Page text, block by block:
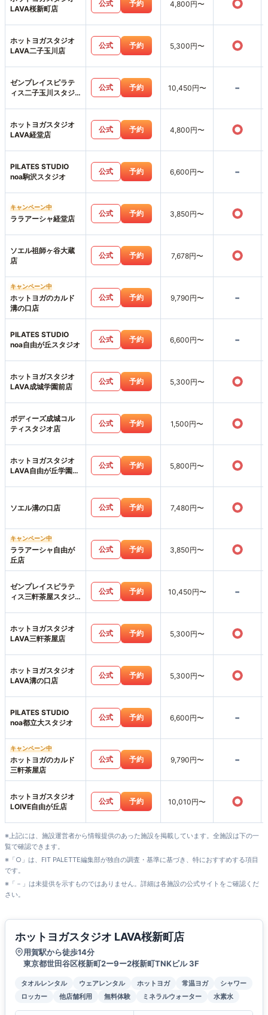
LAVA桜新町店
公式 予約 4,800円〜 ○
ホットヨガスタジオ
LAVA二子玉川店
公式 予約 5,300円〜 ○
ゼンプレイスピラテ
ィス二子玉川スタジ
公式 予約 10,450円〜 -
ホットヨガスタジオ
LAVA経堂店
公式 予約 4,800円〜 ○
PILATES STUDIO
noa駒沢スタジオ
公式 予約 6,600円〜 -
キャンペーン中
ララアーシャ経堂店
公式 予約 3,850円〜 ○
ソエル祖師ヶ谷大蔵
店
公式 予約 7,678円〜 ○
キャンペーン中
ホットヨガのカルド
溝の口店
公式 予約 9,790円〜 -
PILATES STUDIO
noa自由が丘スタジオ
公式 予約 6,600円〜 -
ホットヨガスタジオ
LAVA成城学園前店
公式 予約 5,300円〜 ○
ボディーズ成城コル
ティスタジオ店
公式 予約 1,500円〜 ○
ホットヨガスタジオ
LAVA自由が丘学園通
公式 予約 5,800円〜 ○
ソエル溝の口店 公式 予約 7,480円〜 ○
キャンペーン中
ララアーシャ自由が
丘店
公式 予約 3,850円〜 ○
ゼンプレイスピラテ
ィス三軒茶屋スタジ
公式 予約 10,450円〜 -
ホットヨガスタジオ
LAVA三軒茶屋店
公式 予約 5,300円〜 ○
ホットヨガスタジオ
LAVA溝の口店
公式 予約 5,300円〜 ○
PILATES STUDIO
noa都立大スタジオ
公式 予約 6,600円〜 -
キャンペーン中
ホットヨガのカルド
三軒茶屋店
公式 予約 9,790円〜 -
ホットヨガスタジオ
LOIVE自由が丘店
公式 予約 10,010円〜 ○
※上記には、施設運営者から情報提供のあった施設を掲載しています。全施設は下の一
覧で確認できます。
※「○」は、FIT PALETTE編集部が独自の調査・基準に基づき、特におすすめする項目
です。
※「－」は未提供を示すものではありません。詳細は各施設の公式サイトをご確認くだ
さい。
ホットヨガスタジオ LAVA桜新町店
用賀駅から徒歩14分
東京都世田谷区桜新町2ー9ー2桜新町TNKビル 3F
タオルレンタル ウェアレンタル ホットヨガ 常温ヨガ
シャワー
ロッカー
他店舗利用 無料体験 ミネラルウォーター 水素水